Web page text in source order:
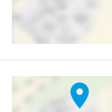
location_on